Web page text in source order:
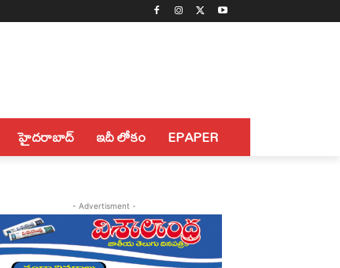
హైదరాబాద్ ఇదీ లోకం EPAPER
- Advertisment -